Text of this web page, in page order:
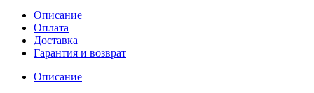
Описание
Оплата
Доставка
Гарантия и возврат
Описание